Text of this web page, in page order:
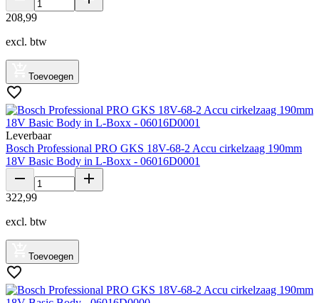
208,99
excl. btw
Toevoegen
Leverbaar
Bosch Professional PRO GKS 18V-68-2 Accu cirkelzaag 190mm
18V Basic Body in L-Boxx - 06016D0001
322,99
excl. btw
Toevoegen